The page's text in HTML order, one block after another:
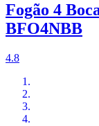
Fogão 4
BFO4NBB
4.8